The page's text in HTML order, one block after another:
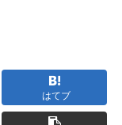
はてブ